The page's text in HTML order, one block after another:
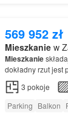
569 952 zł
Mieszkaniew
Mieszkanie
dokładny rzut jest
ROWERÓW Na
3 pokoje
Parking Balkon